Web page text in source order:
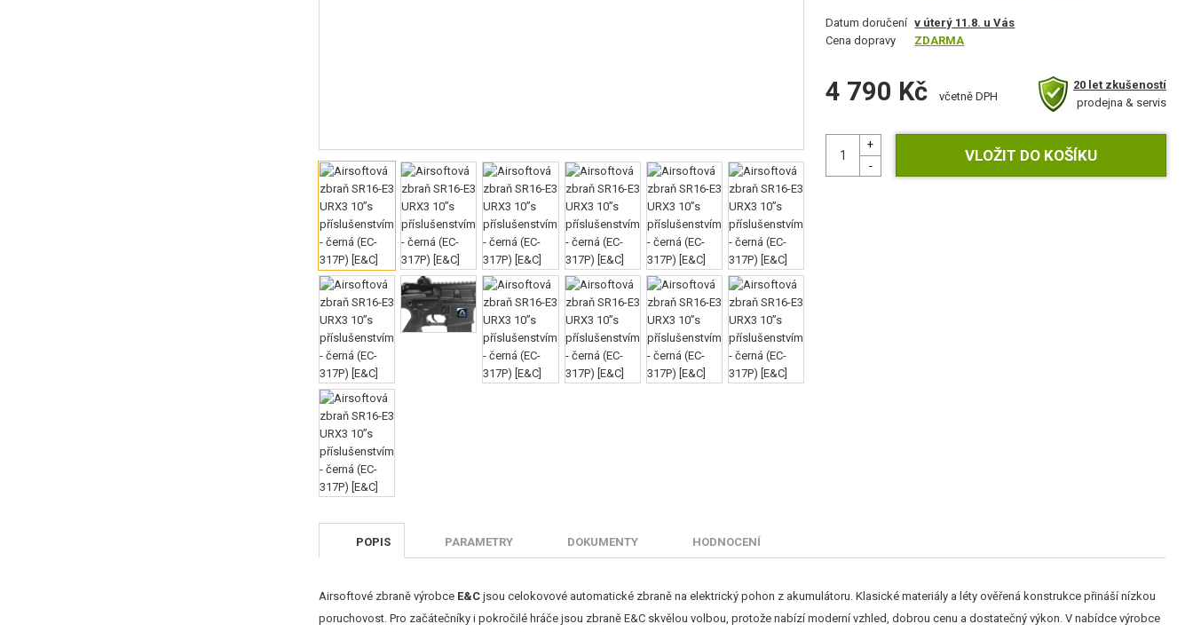
Datum doručení v úterý 11.8. u Vás
Cena dopravy
ZDARMA
4 790 Kč včetně DPH
20 let zkušeností
prodejna & servis
POPIS PARAMETRY DOKUMENTY HODNOCENÍ
Airsoftové zbraně výrobce E&C jsou celokovové automatické zbraně na elektrický pohon z akumulátoru. Klasické materiály a léty ověřená konstrukce přináší nízkou
poruchovost. Pro začátečníky i pokročilé hráče jsou zbraně E&C skvělou volbou, protože nabízí moderní vzhled, dobrou cenu a dostatečný výkon. V nabídce výrobce